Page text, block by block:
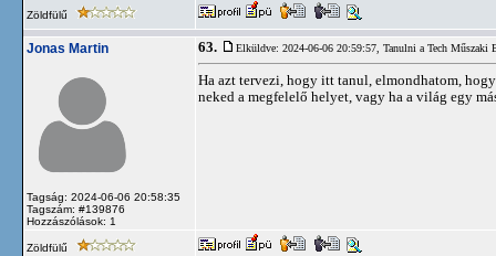
Zöldfülű
Jonas Martin
Tagság: 2024-06-06 20:58:35
Tagszám: #139876
Hozzászólások: 1
63. Elküldve: 2024-06-06 20:59:57, Tanulni a Tech Műszaki
Ha azt tervezi, hogy itt tanul, elmondhatom,
neked a megfelelő helyet, vagy ha a világ egy
Zöldfülű